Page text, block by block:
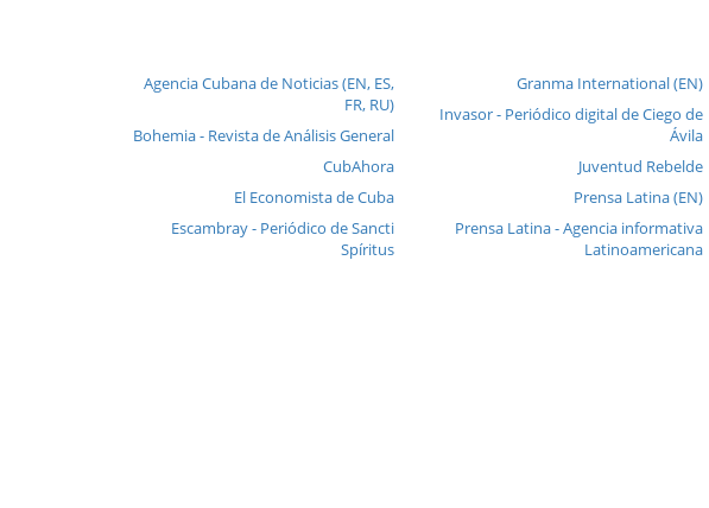
Agencia Cubana de Noticias (EN, ES,
FR, RU)
Bohemia - Revista de Análisis General
CubAhora
El Economista de Cuba
Escambray - Periódico de Sancti
Spíritus
Granma International (EN)
Invasor - Periódico digital de Ciego de
Ávila
Juventud Rebelde
Prensa Latina (EN)
Prensa Latina - Agencia informativa
Latinoamericana